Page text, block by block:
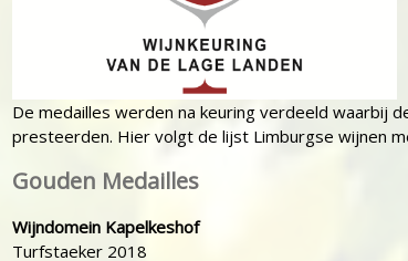
De medailles werden na keuring verdeeld waarbij
presteerden. Hier volgt de lijst Limburgse wijnen
Gouden Medailles
Wijndomein Kapelkeshof
Turfstaeker 2018